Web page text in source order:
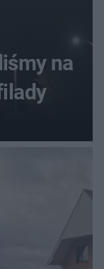
na